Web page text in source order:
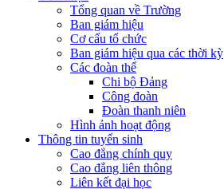
Tổng quan về Trường
Ban giám hiệu
Cơ cấu tổ chức
Ban giám hiệu qua các thời kỳ
Các đoàn thể
Chi bộ Đảng
Công đoàn
Đoàn thanh niên
Hình ảnh hoạt động
Thông tin tuyển sinh
Cao đẳng chính quy
Cao đẳng liên thông
Liên kết đại học